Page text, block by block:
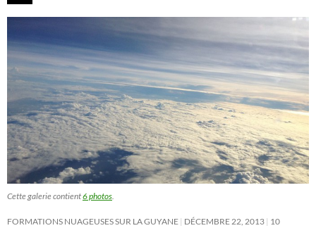
Cette galerie contient6 photos.
FORMATIONS NUAGEUSES SUR LA GUYANE DÉCEMBRE 22, 2013 10